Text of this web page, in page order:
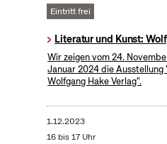
Eintritt frei
Literatur und Kunst:
Wir zeigen vom 24.
Januar 2024 die
Wolfgang Hake Verlag".
1.12.2023
16 bis 17 Uhr